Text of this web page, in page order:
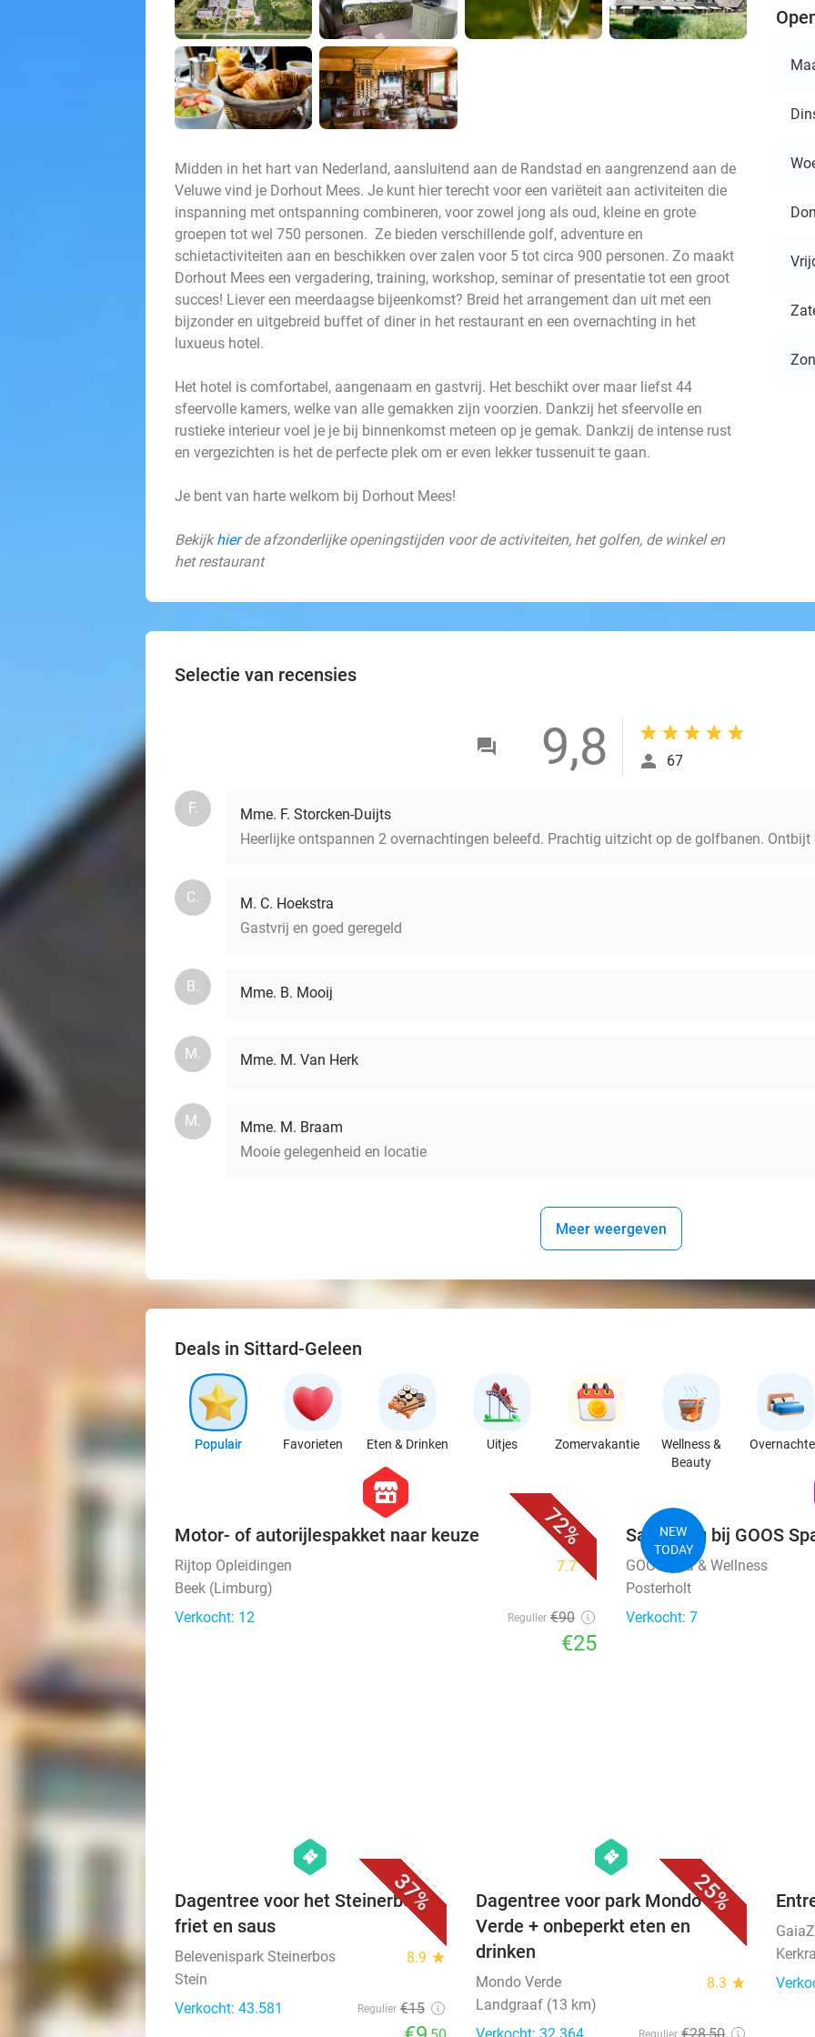
Midden in het hart van Nederland, aansluitend aan de Randstad en aangrenzend aan de
Veluwe vind je Dorhout Mees. Je kunt hier terecht voor een variëteit aan activiteiten die
inspanning met ontspanning combineren, voor zowel jong als oud, kleine en grote
groepen tot wel 750 personen. Ze bieden verschillende golf, adventure en
schietactiviteiten aan en beschikken over zalen voor 5 tot circa 900 personen. Zo maakt
Dorhout Mees een vergadering, training, workshop, seminar of presentatie tot een groot
succes! Liever een meerdaagse bijeenkomst? Breid het arrangement dan uit met een
bijzonder en uitgebreid buffet of diner in het restaurant en een overnachting in het
luxueus hotel.
Het hotel is comfortabel, aangenaam en gastvrij. Het beschikt over maar liefst 44
sfeervolle kamers, welke van alle gemakken zijn voorzien. Dankzij het sfeervolle en
rustieke interieur voel je je bij binnenkomst meteen op je gemak. Dankzij de intense rust
en vergezichten is het de perfecte plek om er even lekker tussenuit te gaan.
Je bent van harte welkom bij Dorhout Mees!
Bekijkhierde afzonderlijke openingstijden voor de activiteiten, het golfen, de winkel en
het restaurant
Selectie van recensies
9,8 67
F.
Mme. F. Storcken-Duijts
Heerlijke ontspannen 2 overnachtingen beleefd. Prachtig uitzicht op de golfbanen.
C.
M. C. Hoekstra
Gastvrij en goed geregeld
B. Mme. B. Mooij
M. Mme. M. Van Herk
M.
Mme. M. Braam
Mooie gelegenheid en locatie
Meer weergeven
Deals in Sittard-Geleen
Populair Favorieten Eten & Drinken Uitjes Zomervakantie
Wellness &
Beauty
72%
hexagon
store
Motor- of autorijlespakket naar keuze
Rijtop Opleidingen 7.7star
Beek (Limburg)
Verkocht: 12
Regulier €90
€25
NEW
TODAY
Saunadag bij GOOS
GOOS Spa & Wellness
Posterholt
Verkocht: 7
37%
hexagon
events
Dagentree voor het Steinerbos +
friet en saus
Belevenispark Steinerbos 8.9 star
Stein
Verkocht: 43.581
Regulier €15
25%
hexagon
events
Dagentree voor park Mondo
Verde + onbeperkt eten en
drinken
Mondo Verde 8.3 star
Landgraaf (13 km)
Regulier